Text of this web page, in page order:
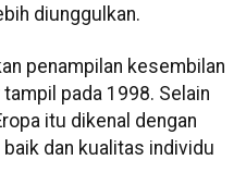
diunggulkan.
penampilan kesembilan
pada 1998. Selain
itu dikenal dengan
dan kualitas individu